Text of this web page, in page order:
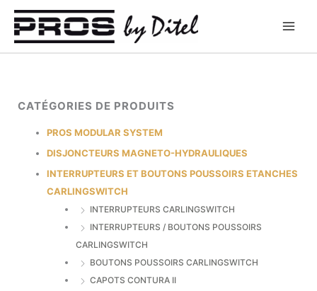
Aller
contenu
CATÉGORIES DE PRODUITS
PROS MODULAR SYSTEM
DISJONCTEURS MAGNETO-HYDRAULIQUES
INTERRUPTEURS ET BOUTONS POUSSOIRS ETANCHES
CARLINGSWITCH
INTERRUPTEURS CARLINGSWITCH
INTERRUPTEURS / BOUTONS POUSSOIRS
CARLINGSWITCH
BOUTONS POUSSOIRS CARLINGSWITCH
CAPOTS CONTURA II